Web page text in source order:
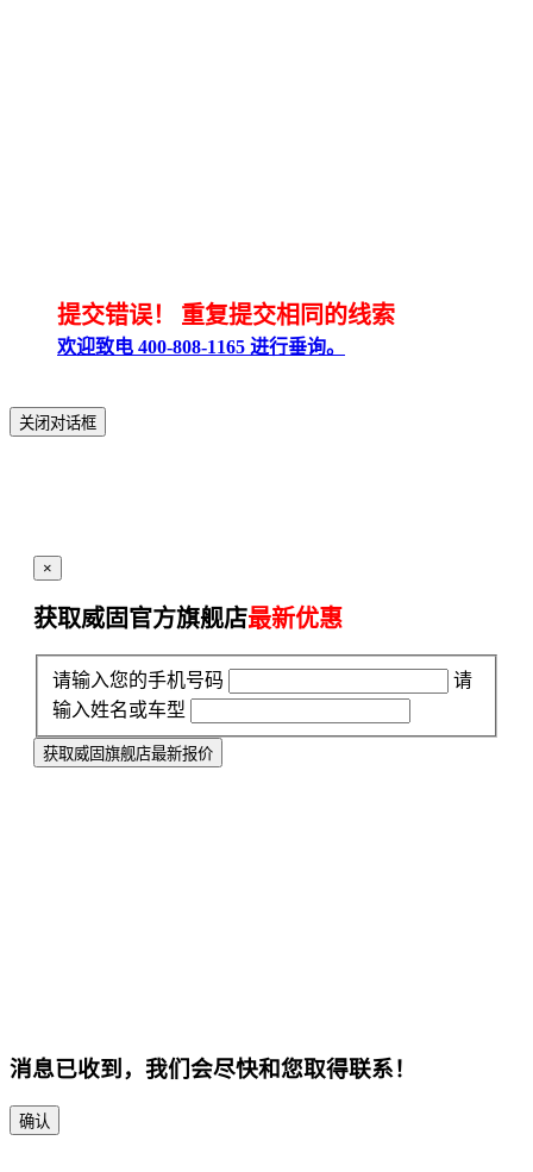
提交错误！ 重复提交相同的线索
欢迎致电 400-808-1165 进行垂询。
关闭对话框
×
获取威固官方旗舰店最新优惠
请输入您的手机号码
请
输入姓名或车型
获取威固旗舰店最新报价
消息已收到，我们会尽快和您取得联系！
确认